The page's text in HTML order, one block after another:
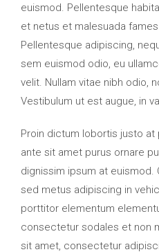
euismod. Pellentesque
et netus et malesuada
Pellentesque adipiscing,
sem euismod odio, eu
velit. Nullam vitae nibh odio,
Vestibulum ut est augue, in
Proin dictum lobortis justo at
ante sit amet purus ornare
dignissim ipsum at euismod.
sed metus adipiscing in
porttitor elementum
consectetur sodales et non
sit amet, consectetur